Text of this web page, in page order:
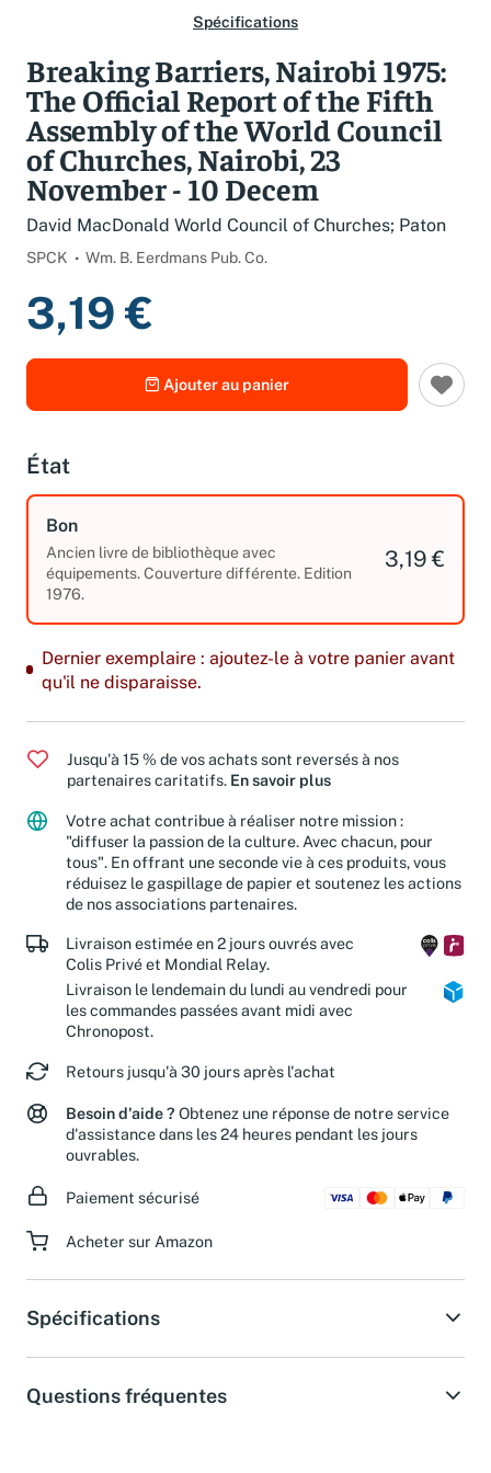
Spécifications
Breaking Barriers, Nairobi 1975:
The Official Report of the Fifth
Assembly of the World Council
of Churches, Nairobi, 23
November - 10 Decem
David MacDonald World Council of Churches; Paton
SPCK Wm. B. Eerdmans Pub. Co.
3,19 €
Ajouter au panier
État
Bon
Ancien livre de bibliothèque avec
équipements. Couverture différente. Edition
1976.
3,19 €
Dernier exemplaire : ajoutez-le à votre panier avant
qu'il ne disparaisse.
Jusqu'à 15 % de vos achats sont reversés à nos
partenaires caritatifs. En savoir plus
Votre achat contribue à réaliser notre mission :
"diffuser la passion de la culture. Avec chacun, pour
tous". En offrant une seconde vie à ces produits, vous
réduisez le gaspillage de papier et soutenez les actions
de nos associations partenaires.
Livraison estimée en 2 jours ouvrés avec
Colis Privé et Mondial Relay.
Livraison le lendemain du lundi au vendredi pour
les commandes passées avant midi avec
Chronopost.
Retours jusqu'à 30 jours après l'achat
Besoin d'aide ? Obtenez une réponse de notre service
d'assistance dans les 24 heures pendant les jours
ouvrables.
Paiement sécurisé
Acheter sur Amazon
Spécifications
Questions fréquentes